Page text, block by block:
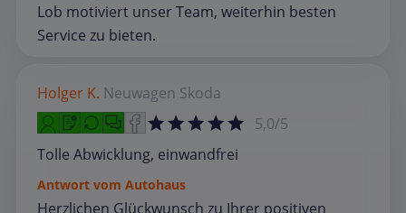
Lob motiviert unser Team, weiterhin besten
Service zu bieten.
Holger K. Neuwagen Skoda
5,0/5
Tolle Abwicklung, einwandfrei
Antwort vom Autohaus
Herzlichen Glückwunsch zu Ihrer positiven